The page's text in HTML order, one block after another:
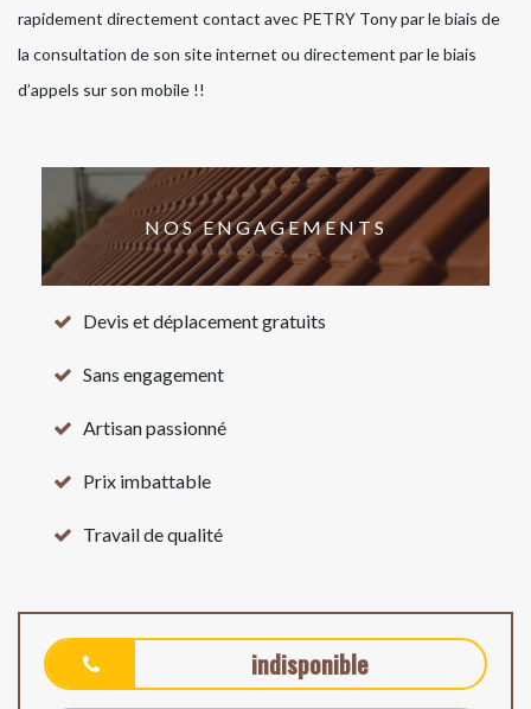
rapidement directement contact avec PETRY Tony par le biais de
la consultation de son site internet ou directement par le biais
d’appels sur son mobile !!
NOS ENGAGEMENTS
Devis et déplacement gratuits
Sans engagement
Artisan passionné
Prix imbattable
Travail de qualité
indisponible